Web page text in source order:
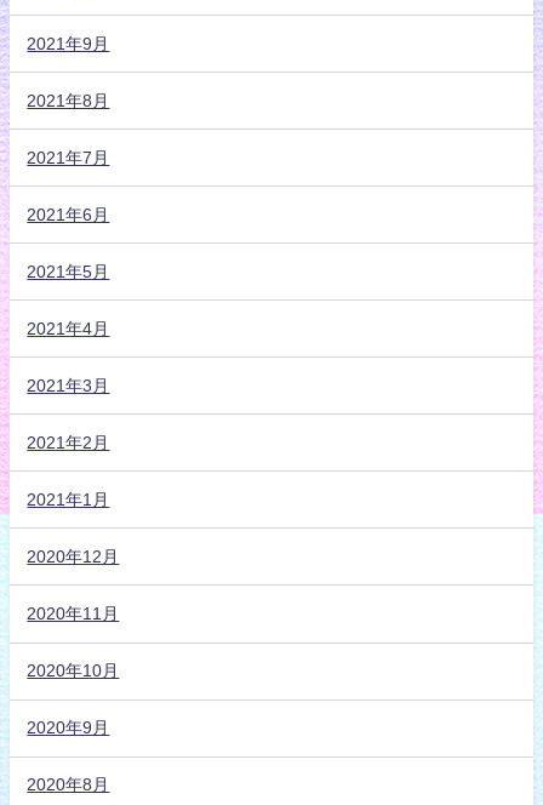
2021年9月
2021年8月
2021年7月
2021年6月
2021年5月
2021年4月
2021年3月
2021年2月
2021年1月
2020年12月
2020年11月
2020年10月
2020年9月
2020年8月